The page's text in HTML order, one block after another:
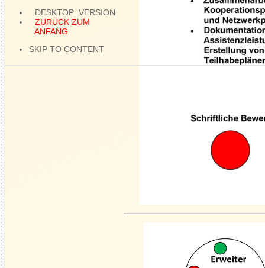
DESKTOP_VERSION
ZURÜCK ZUM
ANFANG
SKIP TO CONTENT